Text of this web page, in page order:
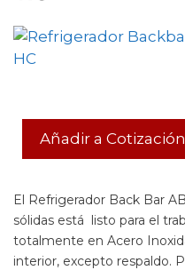
Añadir a Cotización
El Refrigerador Back Bar
sólidas está listo para el
totalmente en Acero
interior, excepto respaldo.